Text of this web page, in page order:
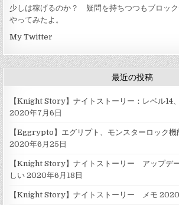
イ
（ETH
の
相
少しは稼げるのか？ 疑問を持ちつつもブロッ
やってみたよ。
My Twitter
最近の投稿
【Knight Story】ナイトストーリー：レベル14
2020年7月6日
【Eggrypto】エグリプト、モンスターロック
2020年6月25日
【Knight Story】ナイトストーリー アップデ
しい 2020年6月18日
【Knight Story】ナイトストーリー メモ 2020